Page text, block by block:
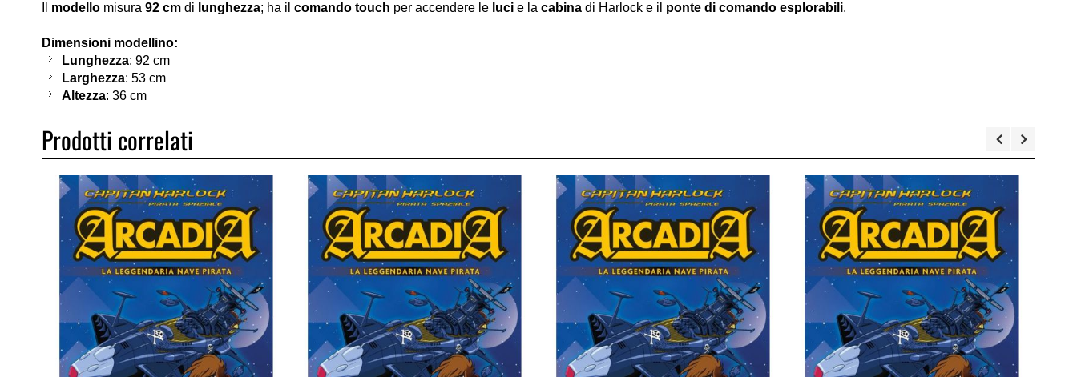
modello misura 92 cm di lunghezza; ha il comando touch per accendere le luci e la cabina di Harlock e il ponte di comando esplorabili.
Dimensioni modellino:
Lunghezza: 92 cm
Larghezza: 53 cm
Altezza: 36 cm
Prodotti correlati